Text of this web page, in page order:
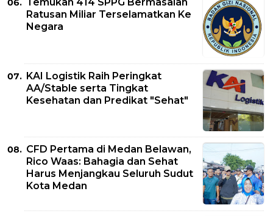
Ratusan Miliar Terselamatkan Ke
Negara
KAI Logistik Raih Peringkat
AA/Stable serta Tingkat
Kesehatan dan Predikat "Sehat"
CFD Pertama di Medan Belawan,
Rico Waas: Bahagia dan Sehat
Harus Menjangkau Seluruh Sudut
Kota Medan